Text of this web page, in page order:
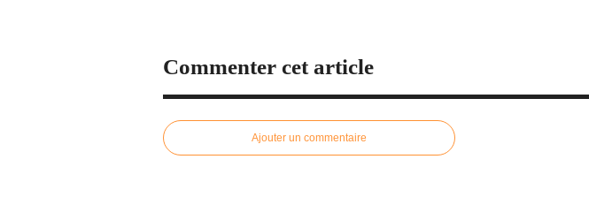
Commenter cet article
Ajouter un commentaire